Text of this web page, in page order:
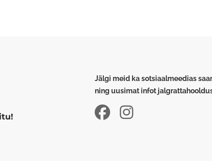
Jälgi meid ka sotsiaalmeedias
ning uusimat infot